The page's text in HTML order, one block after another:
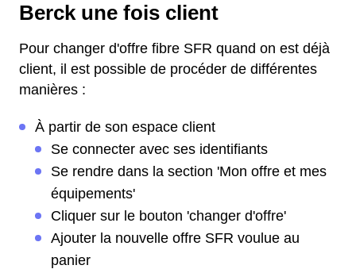
Berck une fois client
Pour changer d'offre fibre SFR quand on est déjà
client, il est possible de procéder de différentes
manières :
À partir de son espace client
Se connecter avec ses identifiants
Se rendre dans la section 'Mon offre et mes
équipements'
Cliquer sur le bouton 'changer d'offre'
Ajouter la nouvelle offre SFR voulue au
panier